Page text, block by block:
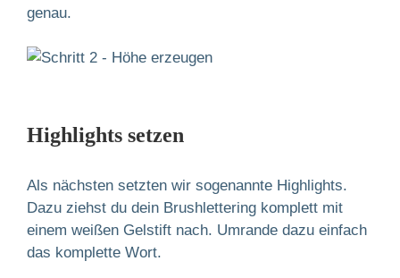
genau.
Highlights setzen
Als nächsten setzten wir sogenannte Highlights.
Dazu ziehst du dein Brushlettering komplett mit
einem weißen Gelstift nach. Umrande dazu einfach
das komplette Wort.